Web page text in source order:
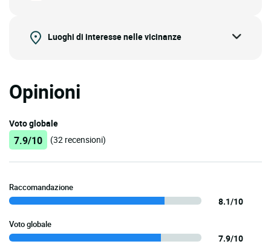
Luoghi di interesse nelle vicinanze
Opinioni
Voto globale
7.9/10 (32 recensioni)
Raccomandazione
8.1/10
Voto globale
7.9/10